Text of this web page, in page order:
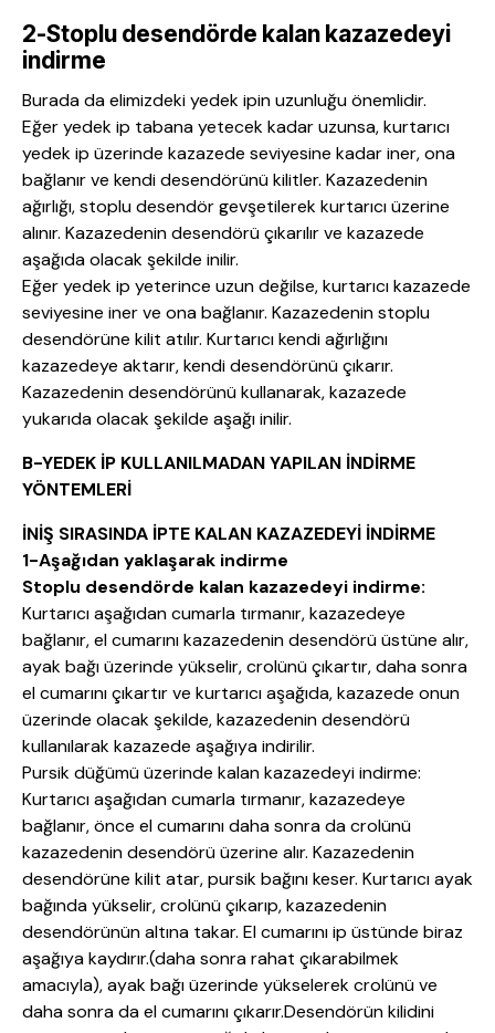
2-Stoplu desendörde kalan kazazedeyi
indirme
Burada da elimizdeki yedek ipin uzunluğu önemlidir.
Eğer yedek ip tabana yetecek kadar uzunsa, kurtarıcı
yedek ip üzerinde kazazede seviyesine kadar iner, ona
bağlanır ve kendi desendörünü kilitler. Kazazedenin
ağırlığı, stoplu desendör gevşetilerek kurtarıcı üzerine
alınır. Kazazedenin desendörü çıkarılır ve kazazede
aşağıda olacak şekilde inilir.
Eğer yedek ip yeterince uzun değilse, kurtarıcı kazazede
seviyesine iner ve ona bağlanır. Kazazedenin stoplu
desendörüne kilit atılır. Kurtarıcı kendi ağırlığını
kazazedeye aktarır, kendi desendörünü çıkarır.
Kazazedenin desendörünü kullanarak, kazazede
yukarıda olacak şekilde aşağı inilir.
B-YEDEK İP KULLANILMADAN YAPILAN İNDİRME
YÖNTEMLERİ
İNİŞ SIRASINDA İPTE KALAN KAZAZEDEYİ İNDİRME
1-Aşağıdan yaklaşarak indirme
Stoplu desendörde kalan kazazedeyi indirme:
Kurtarıcı aşağıdan cumarla tırmanır, kazazedeye
bağlanır, el cumarını kazazedenin desendörü üstüne alır,
ayak bağı üzerinde yükselir, crolünü çıkartır, daha sonra
el cumarını çıkartır ve kurtarıcı aşağıda, kazazede onun
üzerinde olacak şekilde, kazazedenin desendörü
kullanılarak kazazede aşağıya indirilir.
Pursik düğümü üzerinde kalan kazazedeyi indirme:
Kurtarıcı aşağıdan cumarla tırmanır, kazazedeye
bağlanır, önce el cumarını daha sonra da crolünü
kazazedenin desendörü üzerine alır. Kazazedenin
desendörüne kilit atar, pursik bağını keser. Kurtarıcı ayak
bağında yükselir, crolünü çıkarıp, kazazedenin
desendörünün altına takar. El cumarını ip üstünde biraz
aşağıya kaydırır.(daha sonra rahat çıkarabilmek
amacıyla), ayak bağı üzerinde yükselerek crolünü ve
daha sonra da el cumarını çıkarır.Desendörün kilidini